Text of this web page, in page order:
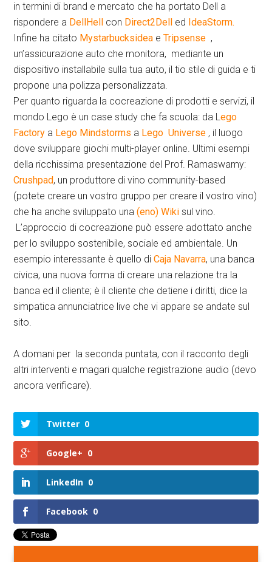
in termini di brand e mercato che ha portato Dell a
rispondere a DellHell con Direct2Dell ed IdeaStorm.
Infine ha citato Mystarbucksidea eTripsense ,
un’assicurazione auto che monitora, mediante un
dispositivo installabile sulla tua auto, il tio stile di guida e ti
propone una polizza personalizzata.
Per quanto riguarda la cocreazione di prodotti e servizi, il
mondo Lego è un case study che fa scuola: da Lego
Factory a Lego Mindstorms a Lego Universe , il luogo
dove sviluppare giochi multi-player online. Ultimi esempi
della ricchissima presentazione del Prof. Ramaswamy:
Crushpad, un produttore di vino community-based
(potete creare un vostro gruppo per creare il vostro vino)
che ha anche sviluppato una (eno) Wiki sul vino.
L’approccio di cocreazione può essere adottato anche
per lo sviluppo sostenibile, sociale ed ambientale. Un
esempio interessante è quello diCaja Navarra, una banca
civica, una nuova forma di creare una relazione tra la
banca ed il cliente; è il cliente che detiene i diritti, dice la
simpatica annunciatrice live che vi appare se andate sul
sito.
A domani per la seconda puntata, con il racconto degli
altri interventi e magari qualche registrazione audio (devo
ancora verificare).
Twitter 0
Google+ 0
LinkedIn 0
Facebook 0